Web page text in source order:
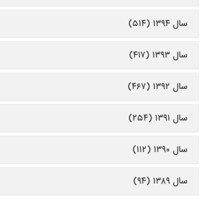
سال ۱۳۹۴ (۵۱۴)
سال ۱۳۹۳ (۴۱۷)
سال ۱۳۹۲ (۴۶۷)
سال ۱۳۹۱ (۲۵۴)
سال ۱۳۹۰ (۱۱۲)
سال ۱۳۸۹ (۹۴)